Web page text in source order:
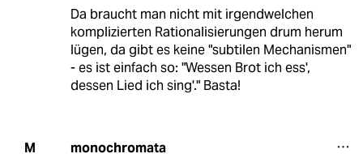
Da braucht man nicht mit irgendwelchen
komplizierten Rationalisierungen drum herum
lügen, da gibt es keine "subtilen Mechanismen"
- es ist einfach so: "Wessen Brot ich ess',
dessen Lied ich sing'." Basta!
M monochromata